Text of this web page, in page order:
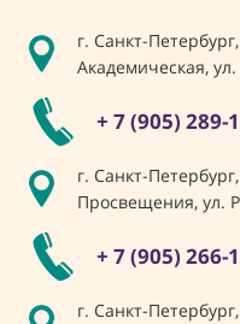
г. Санкт-
Академическая,
+ 7 (905) 289-
г. Санкт-
Просвещения, ул.
+ 7 (905) 266-
г. Санкт-